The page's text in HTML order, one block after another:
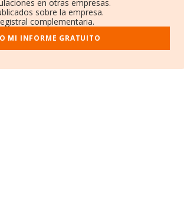
en otras empresas.
sobre la empresa.
complementaria.
MI INFORME GRATUITO